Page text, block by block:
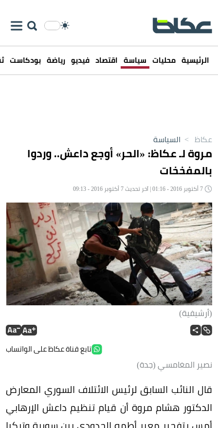
الرئيسية محليات سياسة اقتصاد فيديو رياضة بودكاست
عكاظ > السياسة
مروة لـ عكاظ: «الحر» أوجع داعش.. وردوا
بالمفخخات
(أرشيفية)
تابع قناة عكاظ على الواتساب
نصير المغامسي (جدة)
قال النائب السابق لرئيس الائتلاف السوري المعارض
الدكتور هشام مروة أن قيام تنظيم داعش الإرهابي